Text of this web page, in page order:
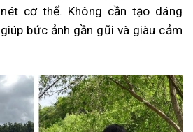
cơ thể. Không cần tạo dáng
bức ảnh gần gũi và giàu cảm